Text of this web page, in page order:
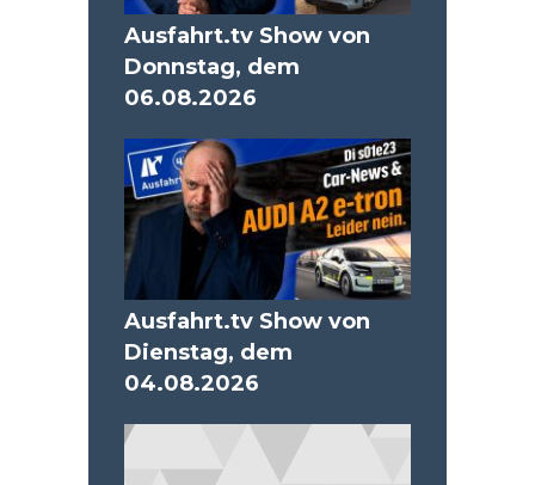
Ausfahrt.tv Show von
Donnstag, dem
06.08.2026
Ausfahrt.tv Show von
Dienstag, dem
04.08.2026